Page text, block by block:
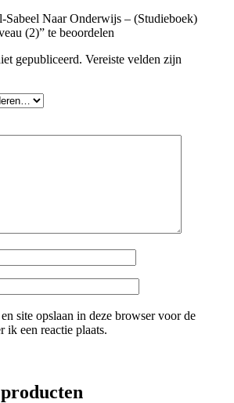
Sabeel Naar Onderwijs – (Studieboek)
(2)” te beoordelen
gepubliceerd. Vereiste velden zijn
site opslaan in deze browser voor de
ik een reactie plaats.